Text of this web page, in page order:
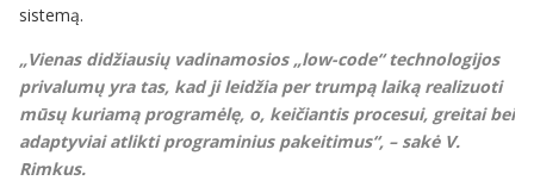
sistemą.
„Vienas didžiausių vadinamosios „low-code“ technologijos
privalumų yra tas, kad ji leidžia per trumpą laiką realizuoti
mūsų kuriamą programėlę, o, keičiantis procesui, greitai bei
adaptyviai atlikti programinius pakeitimus“, – sakė V.
Rimkus.